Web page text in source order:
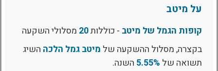
על מיטב
קופות הגמל של מיטב - כוללות20 מסלולי השקעה
בקצרה, מסלול ההשקעה של מיטב גמל הלכה השיג
תשואה של 5.55% השנה.